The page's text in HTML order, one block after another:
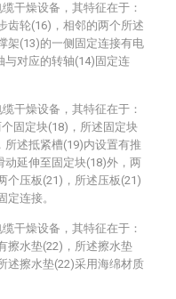
干燥设备，其特征在于：
齿轮(16)，相邻的两个所述
架(13)的一侧固定连接有电
与对应的转轴(14)固定连
干燥设备，其特征在于：
固定块(18)，所述固定块
所述抵紧槽(19)内设置有推
动延伸至固定块(18)外，两
个压板(21)，所述压板(21)
定连接。
干燥设备，其特征在于：
擦水垫(22)，所述擦水垫
述擦水垫(22)采用海绵材质